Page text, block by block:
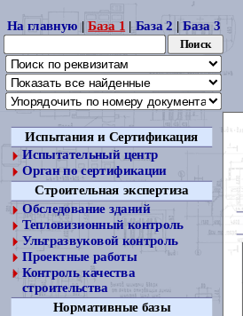
На главную |База 1 | База 2 |База 3
Испытания и Сертификация
Испытательный центр
Орган по сертификации
Строительная экспертиза
Обследование зданий
Тепловизионный контроль
Ультразвуковой контроль
Проектные работы
Контроль качества
строительства
Нормативные базы